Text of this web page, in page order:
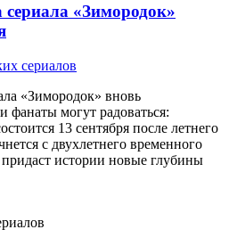
сериала «Зимородок»
сериалов
«Зимородок» вновь
фанаты могут радоваться:
13 сентября после летнего
с двухлетнего временного
истории новые глубины